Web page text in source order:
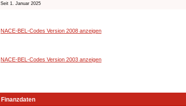
Seit 1. Januar 2025
NACE-BEL-Codes Version 2008 anzeigen
NACE-BEL-Codes Version 2003 anzeigen
Finanzdaten